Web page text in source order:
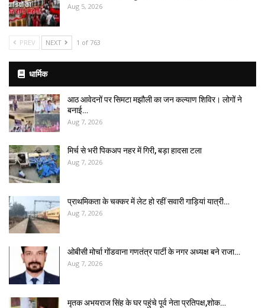
Aug 5, 2026
PREV NEXT 1 of 763
धार्मिक
आठ आवेदनों पर सिमटा मझौली का जन कल्याण शिविर। लोगों ने
बनाई…
Aug 7, 2026
मिर्च से भरी पिकअप नहर में गिरी, बड़ा हादसा टला
Aug 7, 2026
प्राथमिकता के चक्कर में लेट हो रहीं सवारी गाड़ियां यात्री…
Aug 7, 2026
ओबीसी मोर्चा गोंडवाना गणतंत्र पार्टी के नगर अध्यक्ष बने राजा…
Aug 7, 2026
मृतक अभयराज सिंह के घर पहुंचे पूर्व नेता प्रतिपक्ष,शोक…